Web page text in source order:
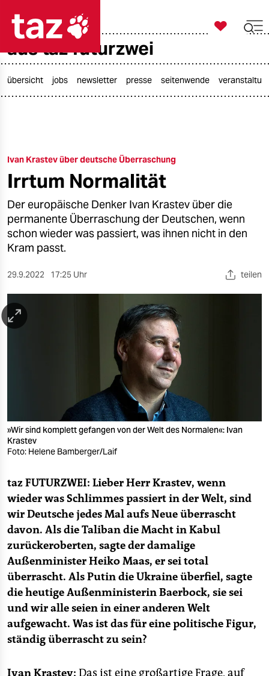
taz zahl ich
öko
gesellschaft
kultur
sport
berlin
nord
wahrheit
shop
fragen & hilfe
abo
genossenschaft
epaper login

taz zahl ich
aus taz futurzwei
übersicht jobs newsletter presse seitenwende
Ivan Krastev über deutsche Überraschung
Irrtum Normalität
Der europäische Denker Ivan Krastev über die
permanente Überraschung der Deutschen, wenn
schon wieder was passiert, was ihnen nicht in den
Kram passt.
29.9.2022 17:25 Uhr teilen
»Wir sind komplett gefangen von der Welt des Normalen«: Ivan
Krastev
Foto: Helene Bamberger/Laif
taz FUTURZWEI: Lieber Herr Krastev, wenn
wieder was Schlimmes passiert in der Welt, sind
wir Deutsche jedes Mal aufs Neue überrascht
davon. Als die Taliban die Macht in Kabul
zurückeroberten, sagte der damalige
Außenminister Heiko Maas, er sei total
überrascht. Als Putin die Ukraine überfiel, sagte
die heutige Außenministerin Baerbock, sie sei
und wir alle seien in einer anderen Welt
aufgewacht. Was ist das für eine politische Figur,
ständig überrascht zu sein?
Ivan Krastev: Das ist eine großartige Frage, auf